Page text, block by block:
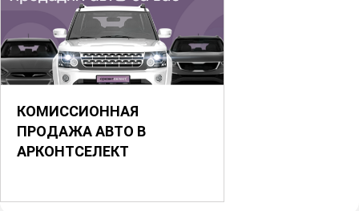
КОМИССИОННАЯ
ПРОДАЖА АВТО В
АРКОНТСЕЛЕКТ